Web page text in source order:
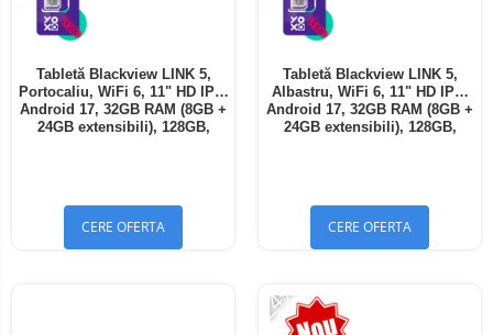
Tabletă Blackview LINK 5,
Portocaliu, WiFi 6, 11" HD IPS,
Android 17, 32GB RAM (8GB +
24GB extensibili), 128GB,
CERE OFERTA
Tabletă Blackview LINK 5,
Albastru, WiFi 6, 11" HD IPS,
Android 17, 32GB RAM (8GB +
24GB extensibili), 128GB,
CERE OFERTA
-24%